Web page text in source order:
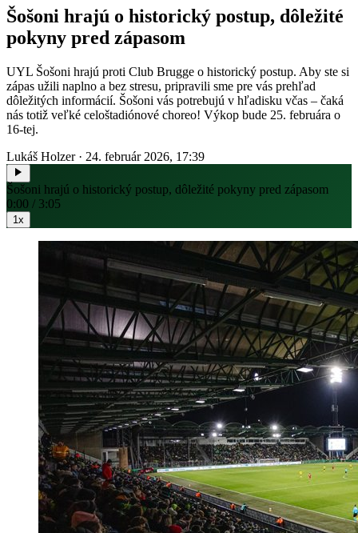
Šošoni hrajú o historický postup, dôležité
pokyny pred zápasom
UYL Šošoni hrajú proti Club Brugge o historický postup. Aby ste si
zápas užili naplno a bez stresu, pripravili sme pre vás prehľad
dôležitých informácií. Šošoni vás potrebujú v hľadisku včas – čaká
nás totiž veľké celoštadiónové choreo! Výkop bude 25. februára o
16-tej.
Lukáš Holzer · 24. február 2026, 17:39
Šošoni hrajú o historický postup, dôležité pokyny pred zápasom
0:00 / 3:05
1x